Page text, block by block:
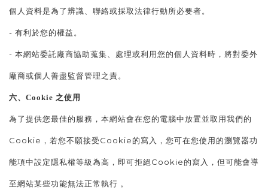
個人資料是為了辨識、聯絡或採取法律行動所必要者。
- 有利於您的權益。
- 本網站委託廠商協助蒐集、處理或利用您的個人資料時，將對委外
廠商或個人善盡監督管理之責。
六、Cookie 之使用
為了提供您最佳的服務，本網站會在您的電腦中放置並取用我們的
Cookie，若您不願接受Cookie的寫入，您可在您使用的瀏覽器功
能項中設定隱私權等級為高，即可拒絕Cookie的寫入，但可能會導
至網站某些功能無法正常執行 。